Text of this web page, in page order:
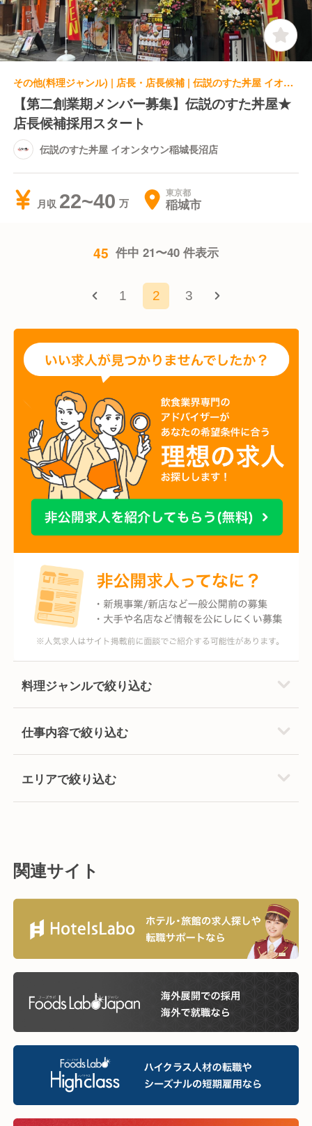
その他(料理ジャンル) | 店長・店長候補 | 伝説のすた丼屋 イオンタウン稲城長沼店
【第二創業期メンバー募集】伝説のすた丼屋★
店長候補採用スタート
伝説のすた丼屋 イオンタウン稲城長沼店
月収 22~40 東京都
稲城市
45 件中 21〜40 件表示
1 2 3
料理ジャンルで絞り込む
仕事内容で絞り込む
エリアで絞り込む
関連サイト